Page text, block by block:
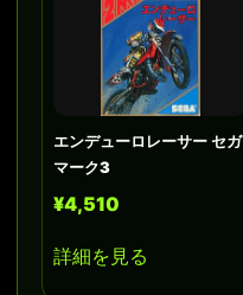
エンデューロレーサー セガ
マーク3
¥4,510
詳細を見る